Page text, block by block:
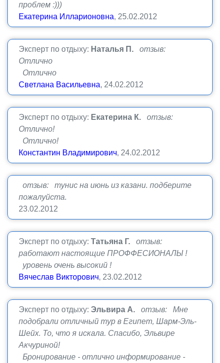
проблем :)))
Екатерина Илларионовна, 25.02.2012
Эксперт по отдыху: Наталья П.
отзыв:
Отлично
Отлично
Светлана Васильевна, 24.02.2012
Эксперт по отдыху: Екатерина К.
отзыв:
Отлично!
Отлично!
Константин Владимирович, 24.02.2012
отзыв: тунис на июнь из казани. подберите
пожалуйста.
23.02.2012
Эксперт по отдыху: Татьяна Г.
отзыв:
работают настоящие ПРОФФЕСИОНАЛЫ !
уровень очень высокий !
Вячеслав Викторович, 23.02.2012
Эксперт по отдыху: Эльвира А.
отзыв: Мне
подобрали отличный тур в Египет, Шарм-Эль-
Шейх. То, что я искала. Спасибо, Эльвире
Акчуриной!
Бронирование - отлично информирование -